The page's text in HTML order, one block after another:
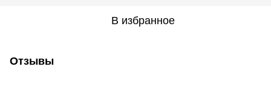
В избранное
Отзывы